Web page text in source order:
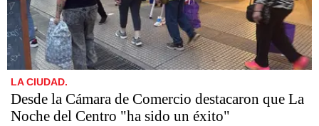
LA CIUDAD.
Desde la Cámara de Comercio destacaron que La
Noche del Centro "ha sido un éxito"